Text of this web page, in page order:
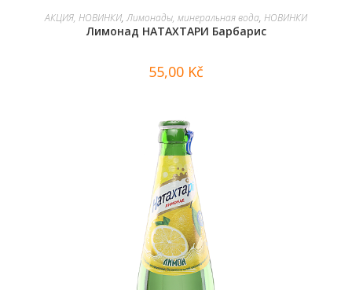
В КОРЗИНУ
АКЦИЯ, НОВИНКИ,Лимонады, минеральная вода, НОВИНКИ
Лимонад НАТАХТАРИ Барбарис
55,00 Kč